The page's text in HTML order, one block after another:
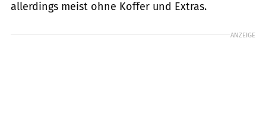
allerdings meist ohne Koffer und Extras.
ANZEIGE